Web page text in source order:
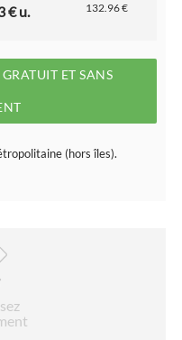
€ u. 132.96 €
ET SANS
(hors îles).